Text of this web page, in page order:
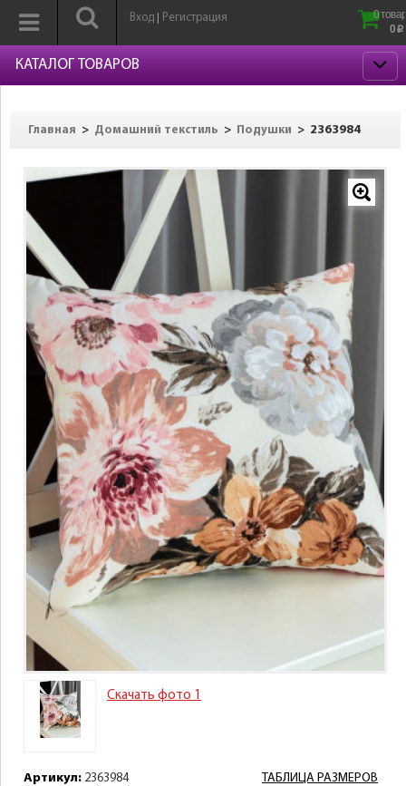
Вход Регистрация
0
0 p
КАТАЛОГ ТОВАРОВ
Главная > Домашний текстиль > Подушки > 2363984
Скачать фото 1
ТАБЛИЦА РАЗМЕРОВ
Артикул: 2363984